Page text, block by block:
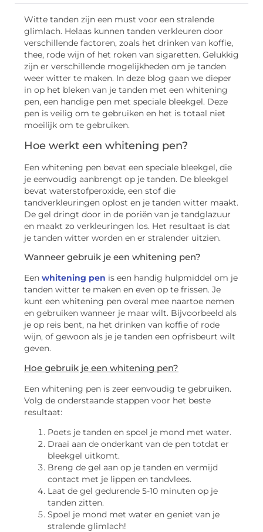
Witte tanden zijn een must voor een stralende
glimlach. Helaas kunnen tanden verkleuren door
verschillende factoren, zoals het drinken van koffie,
thee, rode wijn of het roken van sigaretten. Gelukkig
zijn er verschillende mogelijkheden om je tanden
weer witter te maken. In deze blog gaan we dieper
in op het bleken van je tanden met een whitening
pen, een handige pen met speciale bleekgel. Deze
pen is veilig om te gebruiken en het is totaal niet
moeilijk om te gebruiken.
Hoe werkt een whitening pen?
Een whitening pen bevat een speciale bleekgel, die
je eenvoudig aanbrengt op je tanden. De bleekgel
bevat waterstofperoxide, een stof die
tandverkleuringen oplost en je tanden witter maakt.
De gel dringt door in de poriën van je tandglazuur
en maakt zo verkleuringen los. Het resultaat is dat
je tanden witter worden en er stralender uitzien.
Wanneer gebruik je een whitening pen?
Een whitening pen is een handig hulpmiddel om je
tanden witter te maken en even op te frissen. Je
kunt een whitening pen overal mee naartoe nemen
en gebruiken wanneer je maar wilt. Bijvoorbeeld als
je op reis bent, na het drinken van koffie of rode
wijn, of gewoon als je je tanden een opfrisbeurt wilt
geven.
Hoe gebruik je een whitening pen?
Een whitening pen is zeer eenvoudig te gebruiken.
Volg de onderstaande stappen voor het beste
resultaat:
Poets je tanden en spoel je mond met water.
Draai aan de onderkant van de pen totdat er
bleekgel uitkomt.
Breng de gel aan op je tanden en vermijd
contact met je lippen en tandvlees.
Laat de gel gedurende 5-10 minuten op je
tanden zitten.
Spoel je mond met water en geniet van je
stralende glimlach!